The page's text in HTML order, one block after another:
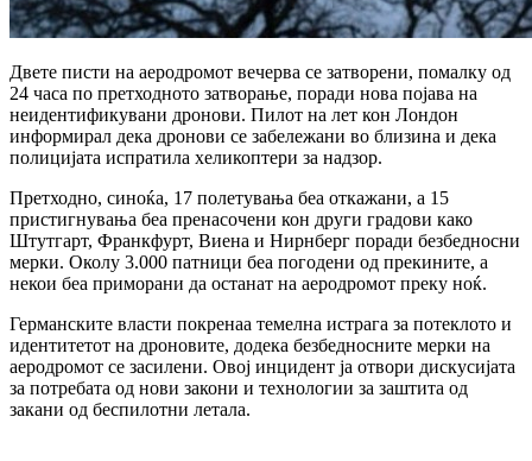
Двете писти на аеродромот вечерва се затворени, помалку од
24 часа по претходното затворање, поради нова појава на
неидентификувани дронови. Пилот на лет кон Лондон
информирал дека дронови се забележани во близина и дека
полицијата испратила хеликоптери за надзор.
Претходно, синоќа, 17 полетувања беа откажани, а 15
пристигнувања беа пренасочени кон други градови како
Штутгарт, Франкфурт, Виена и Нирнберг поради безбедносни
мерки. Околу 3.000 патници беа погодени од прекините, а
некои беа приморани да останат на аеродромот преку ноќ.
Германските власти покренаа темелна истрага за потеклото и
идентитетот на дроновите, додека безбедносните мерки на
аеродромот се засилени. Овој инцидент ја отвори дискусијата
за потребата од нови закони и технологии за заштита од
закани од беспилотни летала.